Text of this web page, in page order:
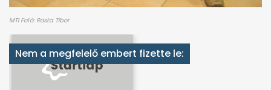
MTI Fotó: Rosta Tibor
Nem a megfelelő embert fizette le: